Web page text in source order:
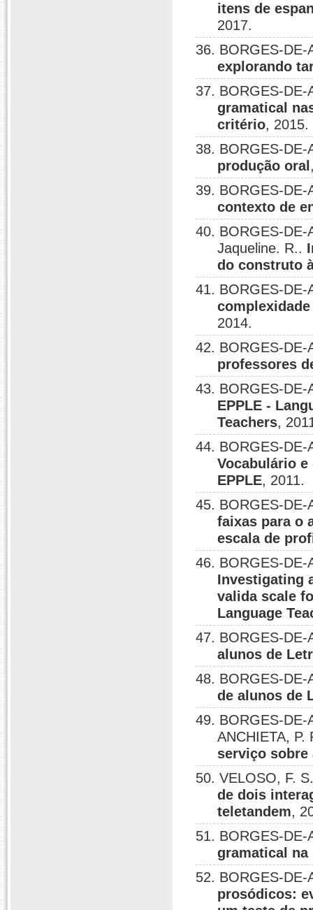
itens de
2017.
36. BORGES-
explorando
37. BORGES-
gramatical
critério, 2015.
38. BORGES-
produção oral
39. BORGES-
contexto de
40. BORGES-DE-
Jaqueline. R..
do construto
41. BORGES-
2014.
42. BORGES-
professores
43. BORGES-DE-
EPPLE -
Teachers,
44. BORGES-DE-
Vocabulário
EPPLE, 2011.
45. BORGES-
faixas para o
escala de
46. BORGES-DE-
Investigating
valida scale
Language
47. BORGES-
alunos de
48. BORGES-
de alunos de
49. BORGES-DE-
ANCHIETA, P.
serviço sobre
50. VELOSO, F.
de dois
teletandem,
51. BORGES-
gramatical
52. BORGES-
prosódicos: